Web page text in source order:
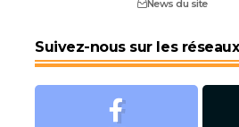
News du site
Suivez-nous sur les